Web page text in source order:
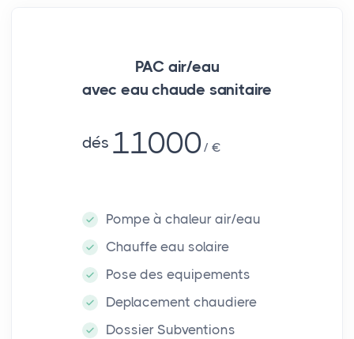
PAC air/eau
avec eau chaude sanitaire
dés 11000 €
Pompe à chaleur air/eau
Chauffe eau solaire
Pose des equipements
Deplacement chaudiere
Dossier Subventions